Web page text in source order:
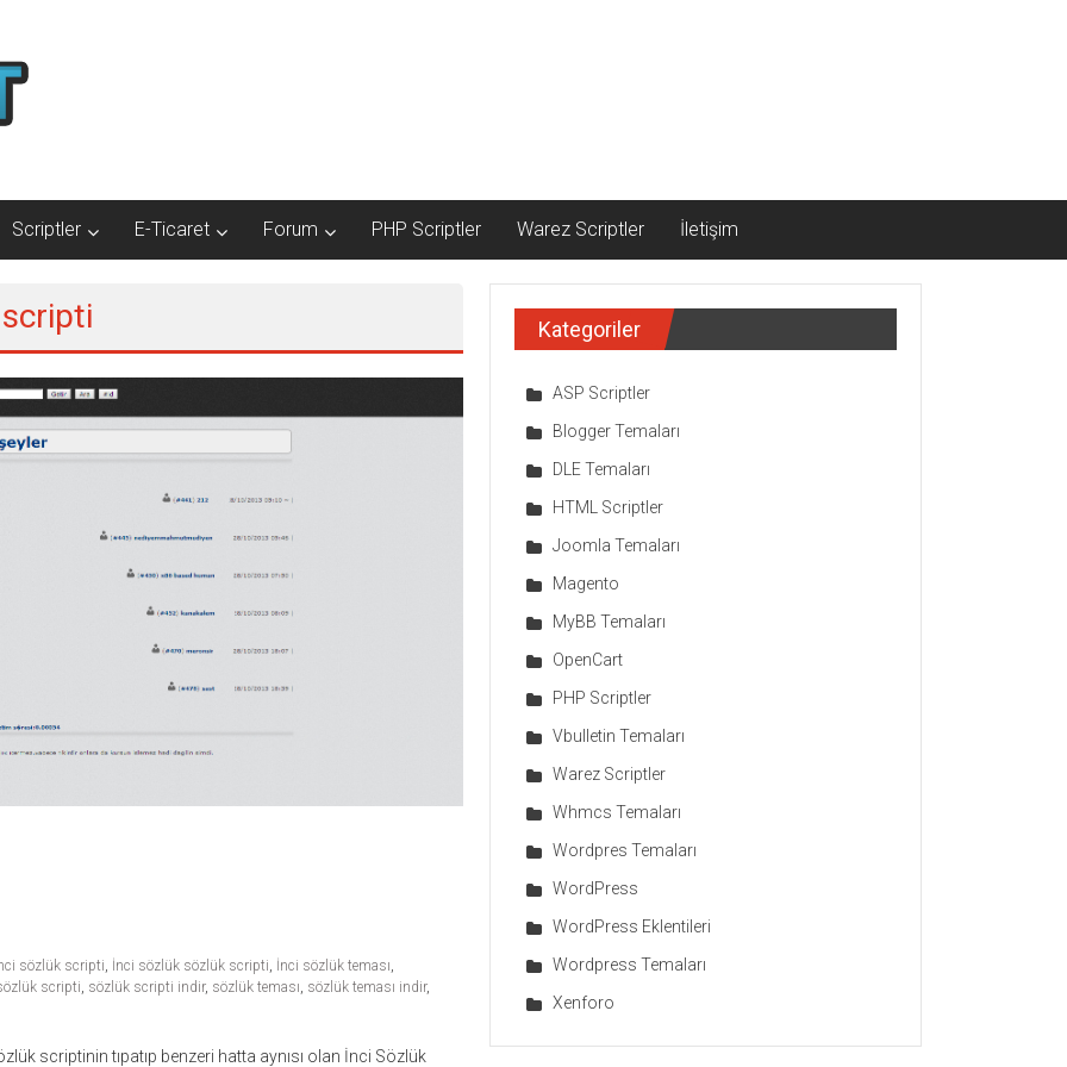
Scriptler E-Ticaret Forum PHP Scriptler Warez Scriptler İletişim
sözlük scripti, İnci sözlük sözlük scripti, İnci sözlük teması,
scripti, sözlük scripti indir, sözlük teması, sözlük teması indir,
scriptinin tıpatıp benzeri hatta aynısı olan İnci Sözlük
Kategoriler
ASP Scriptler
Blogger Temaları
DLE Temaları
HTML Scriptler
Joomla Temaları
Magento
MyBB Temaları
OpenCart
PHP Scriptler
Vbulletin Temaları
Warez Scriptler
Whmcs Temaları
Wordpres Temaları
WordPress
WordPress Eklentileri
Wordpress Temaları
Xenforo